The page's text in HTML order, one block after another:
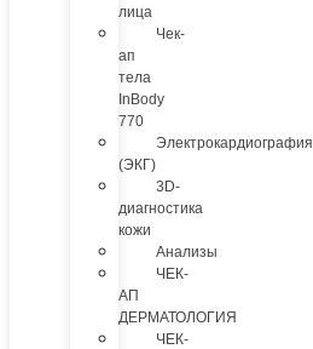
лица
Чек-
ап
тела
InBody
770
Электрокардиография
(ЭКГ)
3D-
диагностика
кожи
Анализы
ЧЕК-
АП
ДЕРМАТОЛОГИЯ
ЧЕК-